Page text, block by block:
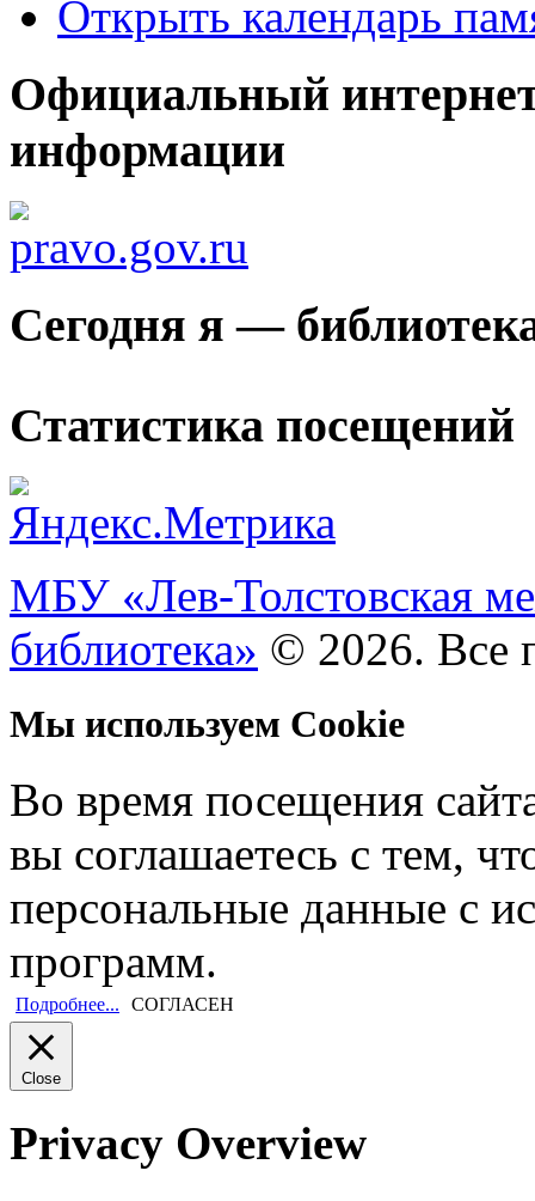
Открыть календарь
Официальный
информации
Сегодня я —
Статистика посещений
МБУ «Лев-Толстовская
библиотека» © 2026. Все
Мы используем Cookie
Во время посещения
вы соглашаетесь с тем,
персональные данные с
программ.
Подробнее... СОГЛАСЕН
Close
Privacy Overview